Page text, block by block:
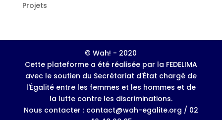
Projets
© Wah! - 2020
Cette plateforme a été réalisée par la FEDELIMA
avec le soutien du Secrétariat d'État chargé de
l'Égalité entre les femmes et les hommes et de
la lutte contre les discriminations.
Nous contacter : contact@wah-egalite.org / 02